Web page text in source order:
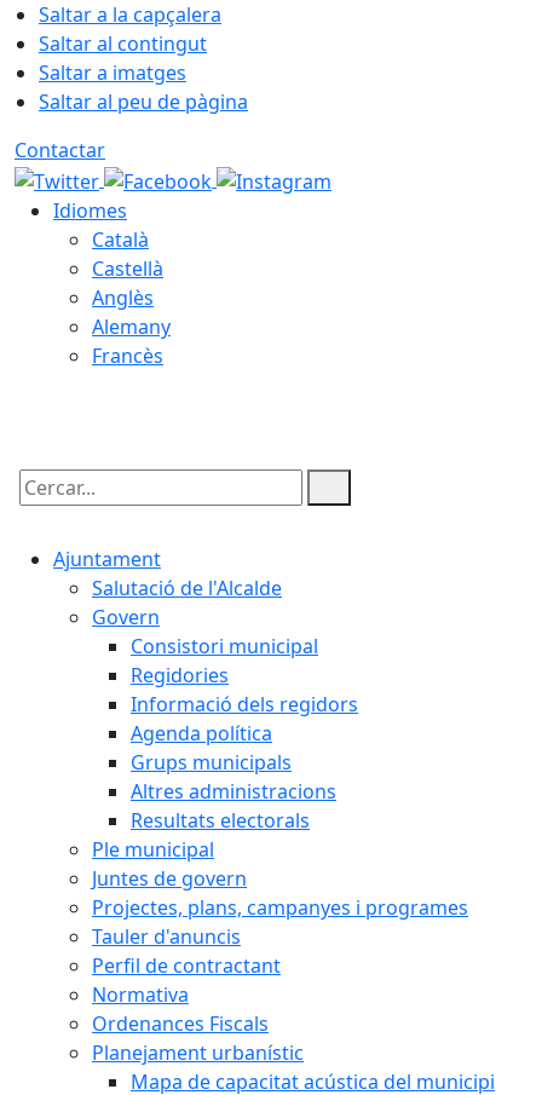
Saltar a la capçalera
Saltar al contingut
Saltar a imatges
Saltar al peu de pàgina
Contactar
Idiomes
Català
Castellà
Anglès
Alemany
Francès
Cercar:
Ajuntament
Salutació de l'Alcalde
Govern
Consistori municipal
Regidories
Informació dels regidors
Agenda política
Grups municipals
Altres administracions
Resultats electorals
Ple municipal
Juntes de govern
Projectes, plans, campanyes i programes
Tauler d'anuncis
Perfil de contractant
Normativa
Ordenances Fiscals
Planejament urbanístic
Mapa de capacitat acústica del municipi